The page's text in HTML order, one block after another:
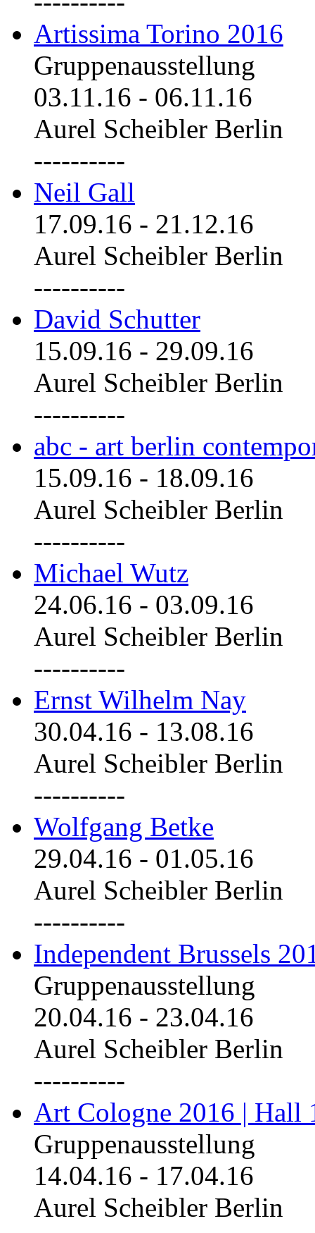
Artissima Torino 2016
Gruppenausstellung
03.11.16 - 06.11.16
Aurel Scheibler Berlin
----------
Neil Gall
17.09.16 - 21.12.16
Aurel Scheibler Berlin
----------
David Schutter
15.09.16 - 29.09.16
Aurel Scheibler Berlin
----------
abc - art berlin
15.09.16 - 18.09.16
Aurel Scheibler Berlin
----------
Michael Wutz
24.06.16 - 03.09.16
Aurel Scheibler Berlin
----------
Ernst Wilhelm Nay
30.04.16 - 13.08.16
Aurel Scheibler Berlin
----------
Wolfgang Betke
29.04.16 - 01.05.16
Aurel Scheibler Berlin
----------
Independent Brussels
Gruppenausstellung
20.04.16 - 23.04.16
Aurel Scheibler Berlin
----------
Art Cologne 2016 | Hall
Gruppenausstellung
14.04.16 - 17.04.16
Aurel Scheibler Berlin